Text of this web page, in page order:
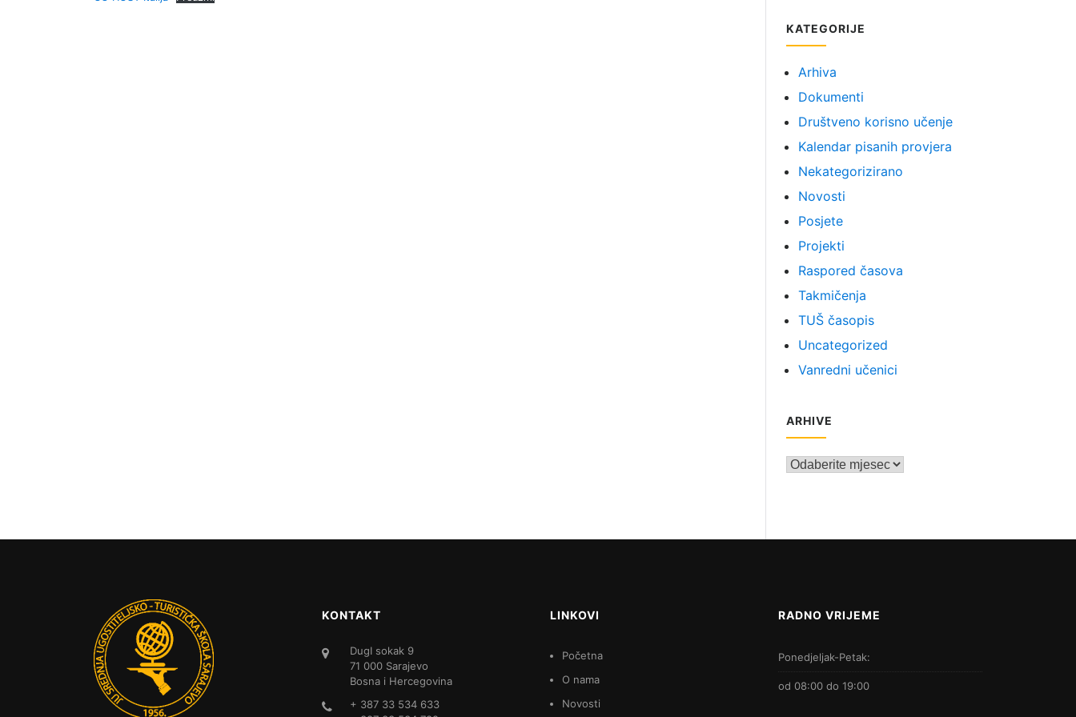
KATEGORIJE
Arhiva
Dokumenti
Društveno korisno učenje
Kalendar pisanih provjera
Nekategorizirano
Novosti
Posjete
Projekti
Raspored časova
Takmičenja
TUŠ časopis
Uncategorized
Vanredni učenici
ARHIVE
Arhive
KONTAKT
DugI sokak 9
71 000 Sarajevo
Bosna i Hercegovina
+ 387 33 534 633
LINKOVI
Početna
O nama
Novosti
RADNO VRIJEME
Ponedjeljak-Petak:
od 08:00 do 19:00